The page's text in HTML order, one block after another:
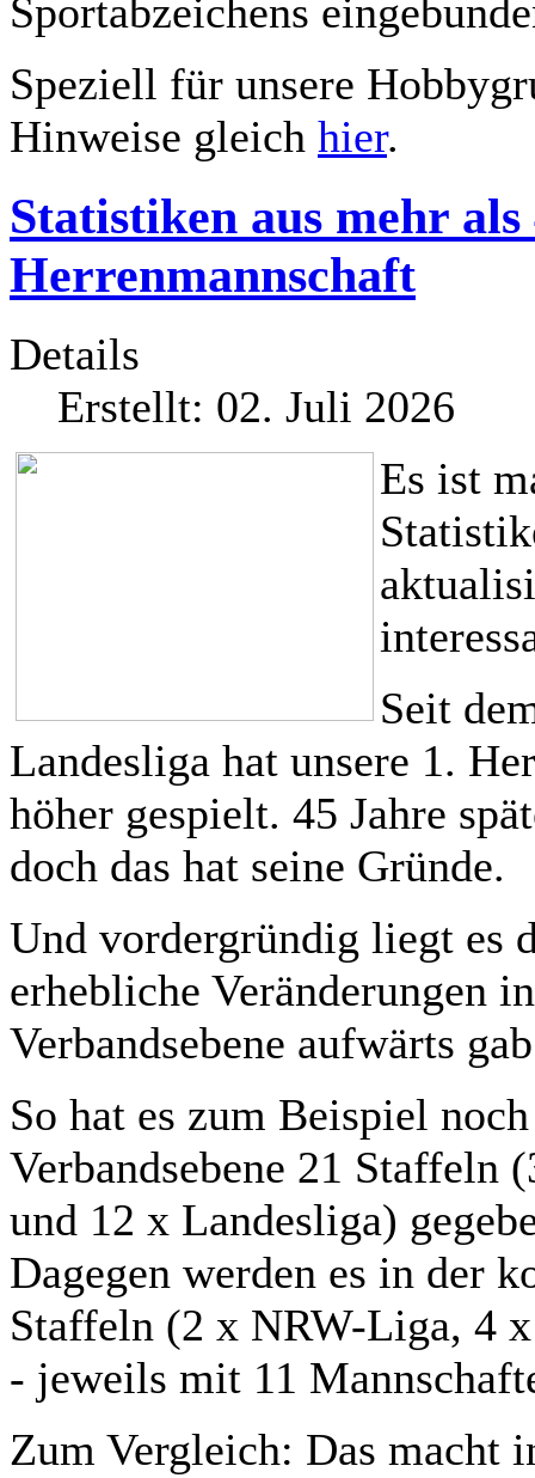
Sportabzeichens
Speziell für unsere
Hinweise gleich hier.
Statistiken aus mehr
Herrenmannschaft
Details
Erstellt: 02. Juli 2026
Es ist
Seit
Landesliga hat unsere 1.
höher gespielt. 45 Jahre
doch das hat seine Gründe.
Und vordergründig liegt es
erhebliche Veränderungen
Verbandsebene aufwärts
So hat es zum Beispiel
Verbandsebene 21 Staffeln
und 12 x Landesliga)
Dagegen werden es in der
Staffeln (2 x NRW-Liga, 4
- jeweils mit 11
Zum Vergleich: Das macht